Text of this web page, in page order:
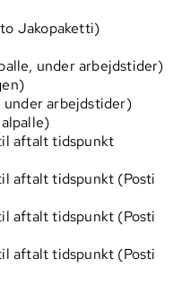
Jakopaketti)
under arbejdstider)
arbejdstider)
aftalt tidspunkt
aftalt tidspunkt (Posti
aftalt tidspunkt (Posti
aftalt tidspunkt (Posti